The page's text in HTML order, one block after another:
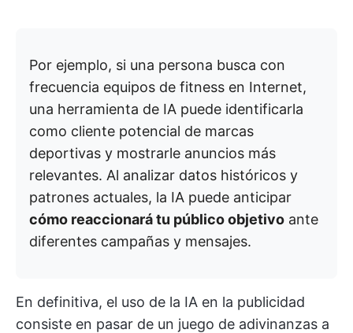
Por ejemplo, si una persona busca con
frecuencia equipos de fitness en Internet,
una herramienta de IA puede identificarla
como cliente potencial de marcas
deportivas y mostrarle anuncios más
relevantes. Al analizar datos históricos y
patrones actuales, la IA puede anticipar
cómo reaccionará tu público objetivo ante
diferentes campañas y mensajes.
En definitiva, el uso de la IA en la publicidad
consiste en pasar de un juego de adivinanzas a